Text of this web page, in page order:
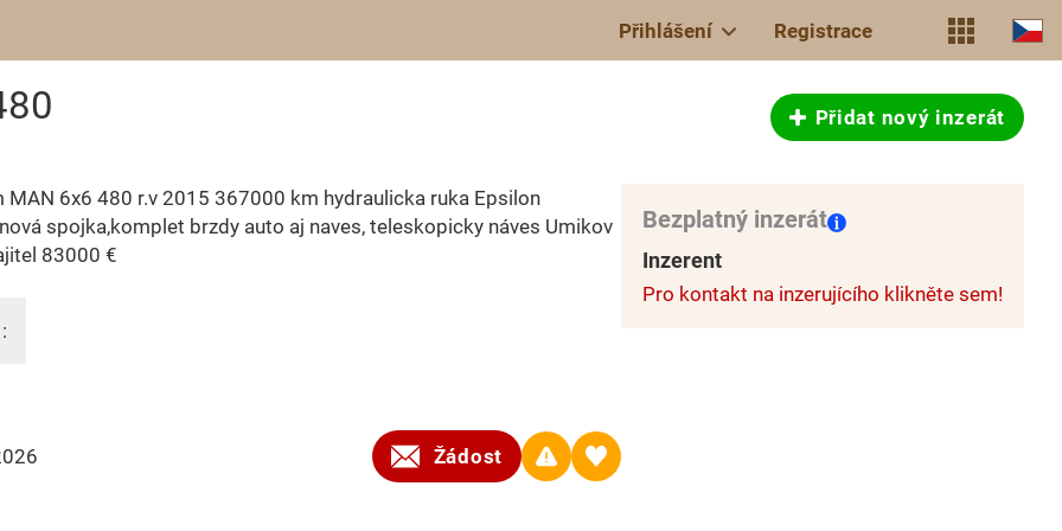
Přihlášení Registrace
Přidat nový inzerát
MAN 6x6 480 r.v 2015 367000 km hydraulicka ruka Epsilon
spojka,komplet brzdy auto aj naves, teleskopicky náves Umikov
83000 €
Žádost
Bezplatný inzerát
Inzerent
Pro kontakt na inzerujícího klikněte sem!